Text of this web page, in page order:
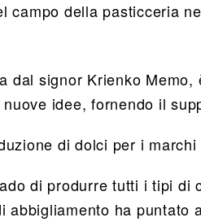
campo della pasticceria
dal signor Krienko
idee, fornendo il
di dolci per i
di produrre tutti i tipi
ha